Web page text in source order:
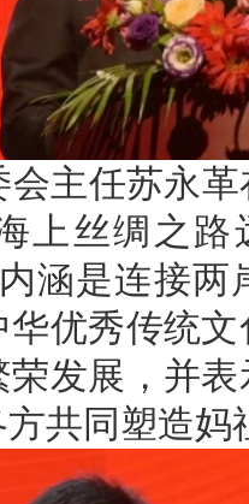
主任苏永
上丝绸之
涵是连接
优秀传统
发展，并
共同塑造妈